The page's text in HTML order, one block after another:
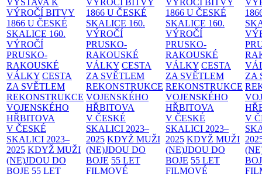
VÝSTAVA K
VÝROČÍ BITVY
1866 U ČESKÉ
SKALICE 160.
VÝROČÍ
PRUSKO-
RAKOUSKÉ
VÁLKY CESTA
ZA SVĚTLEM
REKONSTRUKCE
VOJENSKÉHO
HŘBITOVA
V ČESKÉ
SKALICI 2023–
2025 KDYŽ MUŽI
(NE)JDOU DO
BOJE 55 LET
VÝROČÍ BITVY
1866 U ČESKÉ
SKALICE 160.
VÝROČÍ
PRUSKO-
RAKOUSKÉ
VÁLKY CESTA
ZA SVĚTLEM
REKONSTRUKCE
VOJENSKÉHO
HŘBITOVA
V ČESKÉ
SKALICI 2023–
2025 KDYŽ MUŽI
(NE)JDOU DO
BOJE 55 LET
FILMOVÉ
VÝROČÍ BITVY
1866 U ČESKÉ
SKALICE 160.
VÝROČÍ
PRUSKO-
RAKOUSKÉ
VÁLKY CESTA
ZA SVĚTLEM
REKONSTRUKCE
VOJENSKÉHO
HŘBITOVA
V ČESKÉ
SKALICI 2023–
2025 KDYŽ MUŽI
(NE)JDOU DO
BOJE 55 LET
FILMOVÉ
ZA
V